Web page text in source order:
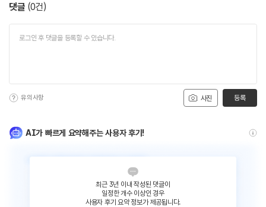
댓글 (0건)
사진
유의사항 등록
AI가 빠르게 요약해주는 사용자 후기!
최근 3년 이내 작성된 댓글이
일정한 개수 이상인 경우
사용자 후기 요약 정보가 제공됩니다.